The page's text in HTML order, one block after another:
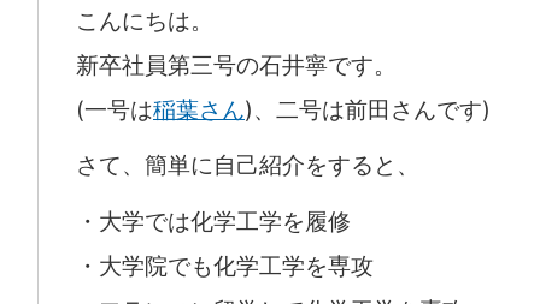
こんにちは。
新卒社員第三号の石井寧です。
(一号は稲葉さん)、二号は前田さんです)
さて、簡単に自己紹介をすると、
・大学では化学工学を履修
・大学院でも化学工学を専攻